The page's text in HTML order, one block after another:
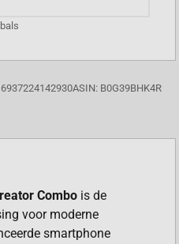
ASIN: B0G39BHK4R
Combo is de
voor moderne
smartphone